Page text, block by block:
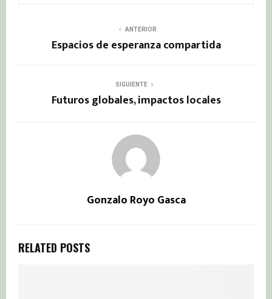
ANTERIOR
Espacios de esperanza compartida
SIGUIENTE
Futuros globales, impactos locales
Gonzalo Royo Gasca
RELATED POSTS